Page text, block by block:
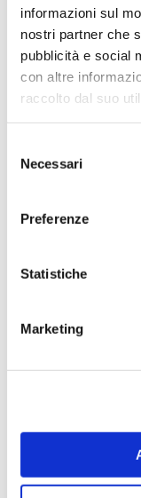
informazioni sul
nostri partner che
pubblicità e social
con altre
raccolto dal suo
delNecessari
Preferenze
Statistiche
Marketing
Dicembre 2023
Settembre 2023
Agosto 2023
Giugno 2023
Maggio 2023
Ottobre 2022
Aprile 2022